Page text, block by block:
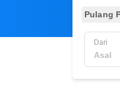
Pulang
Dari